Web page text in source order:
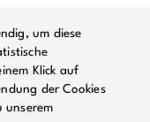
um diese
Klick auf
der Cookies
unserem